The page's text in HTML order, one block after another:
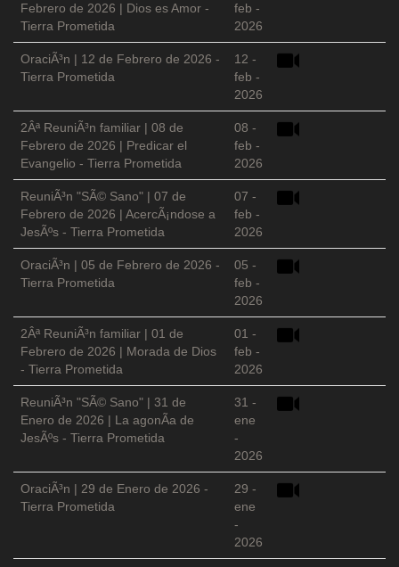
Febrero de 2026 | Dios es Amor -
Tierra Prometida
feb -
2026
OraciÃ³n | 12 de Febrero de 2026 -
Tierra Prometida
12 -
feb -
2026
2Âª ReuniÃ³n familiar | 08 de
Febrero de 2026 | Predicar el
Evangelio - Tierra Prometida
08 -
feb -
2026
ReuniÃ³n "SÃ© Sano" | 07 de
Febrero de 2026 | AcercÃ¡ndose a
JesÃºs - Tierra Prometida
07 -
feb -
2026
OraciÃ³n | 05 de Febrero de 2026 -
Tierra Prometida
05 -
feb -
2026
2Âª ReuniÃ³n familiar | 01 de
Febrero de 2026 | Morada de Dios
- Tierra Prometida
01 -
feb -
2026
ReuniÃ³n "SÃ© Sano" | 31 de
Enero de 2026 | La agonÃ­a de
JesÃºs - Tierra Prometida
31 -
ene
-
2026
OraciÃ³n | 29 de Enero de 2026 -
Tierra Prometida
29 -
ene
-
2026